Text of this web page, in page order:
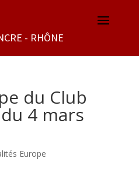
du Club
4 mars
Europe